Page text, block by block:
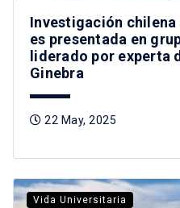
Investigación
es presentada en
liderado por experta
Ginebra
22 May, 2025
Vida Universitaria